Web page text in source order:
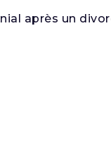
après un